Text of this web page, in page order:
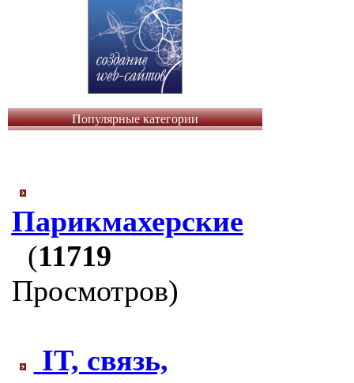
Популярные категории
Парикмахерские
(11719
Просмотров)
IT, связь,